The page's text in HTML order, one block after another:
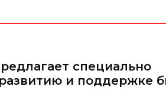
специально
и поддержке